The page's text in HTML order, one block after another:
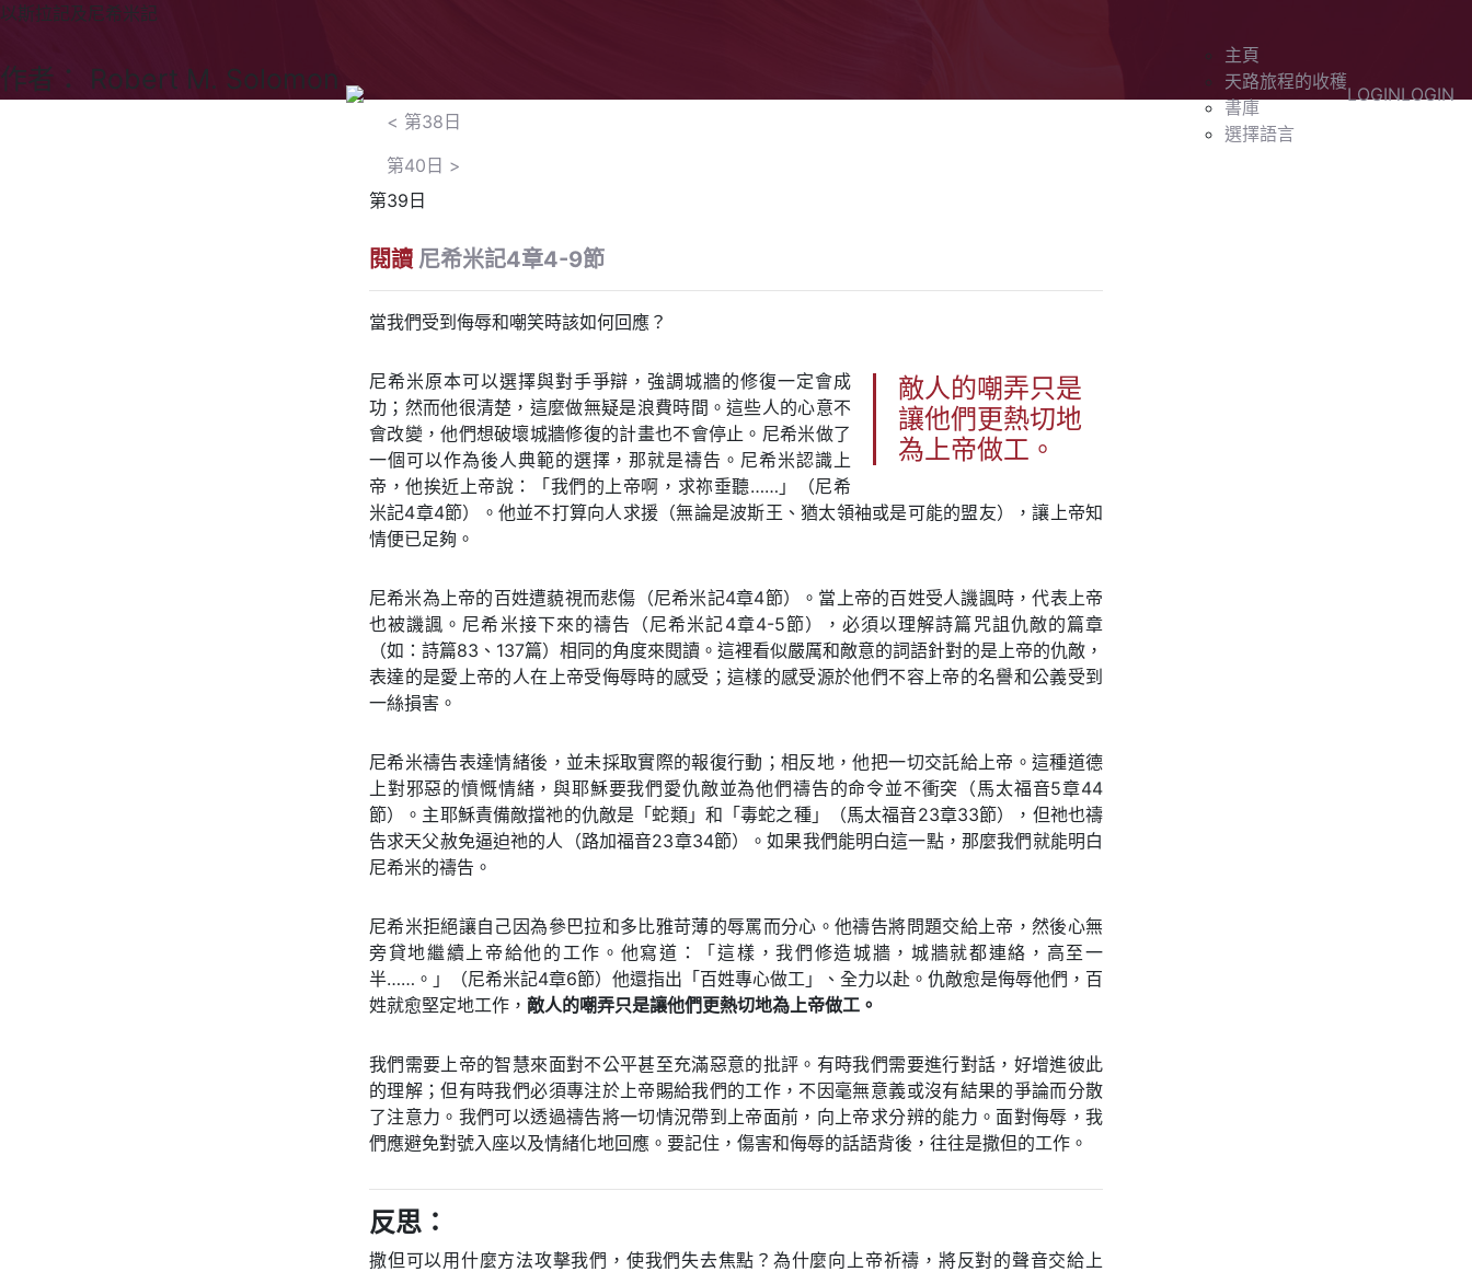
主頁
天路旅程的收穫
書庫
選擇語言
LOGINLOGIN
以斯拉記及尼希米記
作者： Robert M. Solomon
< 第38日
第40日 >
第39日
閱讀 尼希米記4章4-9節
當我們受到侮辱和嘲笑時該如何回應？
敵人的嘲弄只是
讓他們更熱切地
為上帝做工。
尼希米原本可以選擇與對手爭辯，強調城牆的修復一定會成
功；然而他很清楚，這麼做無疑是浪費時間。這些人的心意不
會改變，他們想破壞城牆修復的計畫也不會停止。尼希米做了
一個可以作為後人典範的選擇，那就是禱告。尼希米認識上
帝，他挨近上帝說：「我們的上帝啊，求祢垂聽……」（尼希
米記4章4節）。他並不打算向人求援（無論是波斯王、猶太領袖或是可能的盟友），讓上帝知
情便已足夠。
尼希米為上帝的百姓遭藐視而悲傷（尼希米記4章4節）。當上帝的百姓受人譏諷時，代表上帝
也被譏諷。尼希米接下來的禱告（尼希米記4章4-5節），必須以理解詩篇咒詛仇敵的篇章
（如：詩篇83、137篇）相同的角度來閱讀。這裡看似嚴厲和敵意的詞語針對的是上帝的仇敵，
表達的是愛上帝的人在上帝受侮辱時的感受；這樣的感受源於他們不容上帝的名譽和公義受到
一絲損害。
尼希米禱告表達情緒後，並未採取實際的報復行動；相反地，他把一切交託給上帝。這種道德
上對邪惡的憤慨情緒，與耶穌要我們愛仇敵並為他們禱告的命令並不衝突（馬太福音5章44
節）。主耶穌責備敵擋祂的仇敵是「蛇類」和「毒蛇之種」（馬太福音23章33節），但祂也禱
告求天父赦免逼迫祂的人（路加福音23章34節）。如果我們能明白這一點，那麼我們就能明白
尼希米的禱告。
尼希米拒絕讓自己因為參巴拉和多比雅苛薄的辱罵而分心。他禱告將問題交給上帝，然後心無
旁貸地繼續上帝給他的工作。他寫道：「這樣，我們修造城牆，城牆就都連絡，高至一
半……。」（尼希米記4章6節）他還指出「百姓專心做工」、全力以赴。仇敵愈是侮辱他們，百
姓就愈堅定地工作， 敵人的嘲弄只是讓他們更熱切地為上帝做工。
我們需要上帝的智慧來面對不公平甚至充滿惡意的批評。有時我們需要進行對話，好增進彼此
的理解；但有時我們必須專注於上帝賜給我們的工作，不因毫無意義或沒有結果的爭論而分散
了注意力。我們可以透過禱告將一切情況帶到上帝面前，向上帝求分辨的能力。面對侮辱，我
們應避免對號入座以及情緒化地回應。要記住，傷害和侮辱的話語背後，往往是撒但的工作。
反思：
撒但可以用什麼方法攻擊我們，使我們失去焦點？為什麼向上帝祈禱，將反對的聲音交給上